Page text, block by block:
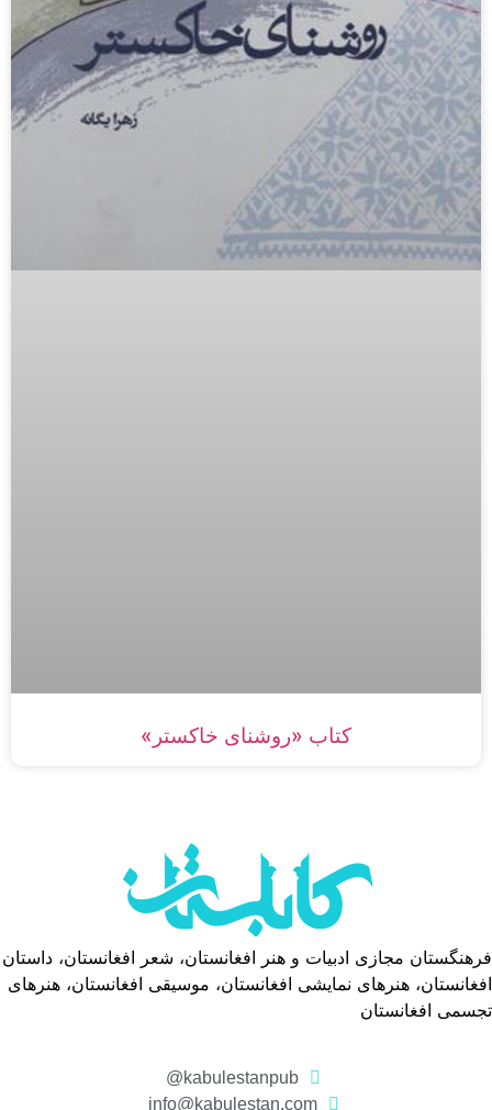
کتاب «روشنای خاکستر»
فرهنگستان مجازی ادبیات و هنر افغانستان، شعر افغانستان، داستان
افغانستان، هنرهای نمایشی افغانستان، موسیقی افغانستان، هنرهای
تجسمی افغانستان
kabulestanpub@
info@kabulestan.com